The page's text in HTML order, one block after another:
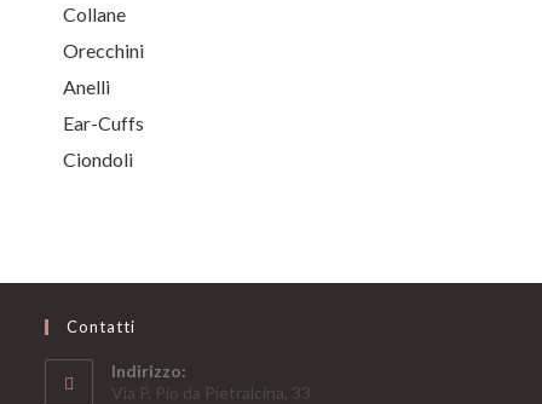
Collane
Orecchini
Anelli
Ear-Cuffs
Ciondoli
Contatti
Indirizzo:
Via P. Pio da Pietralcina, 33